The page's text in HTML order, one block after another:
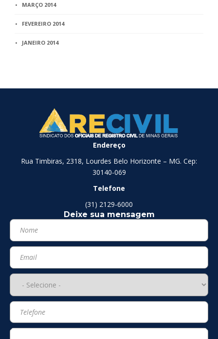
MARÇO 2014
FEVEREIRO 2014
JANEIRO 2014
Endereço
Rua Timbiras, 2318, Lourdes Belo Horizonte – MG. Cep:
30140-069
Telefone
(31) 2129-6000
Deixe sua mensagem